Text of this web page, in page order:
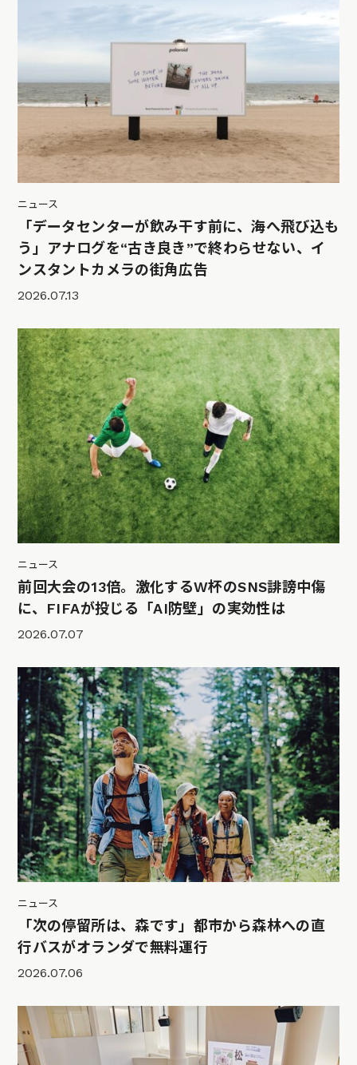
ニュース
「データセンターが飲み干す前に、海へ飛び込も
う」アナログを“古き良き”で終わらせない、イ
ンスタントカメラの街角広告
2026.07.13
ニュース
前回大会の13倍。激化するW杯のSNS誹謗中傷
に、FIFAが投じる「AI防壁」の実効性は
2026.07.07
ニュース
「次の停留所は、森です」都市から森林への直
行バスがオランダで無料運行
2026.07.06